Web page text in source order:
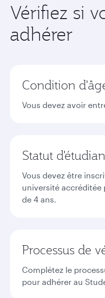
Vérifiez si
adhérer
Condition
Vous devez avoir
Statut
Vous devez être
université accréditée
de 4 ans.
Processus de
Complétez le
pour adhérer au